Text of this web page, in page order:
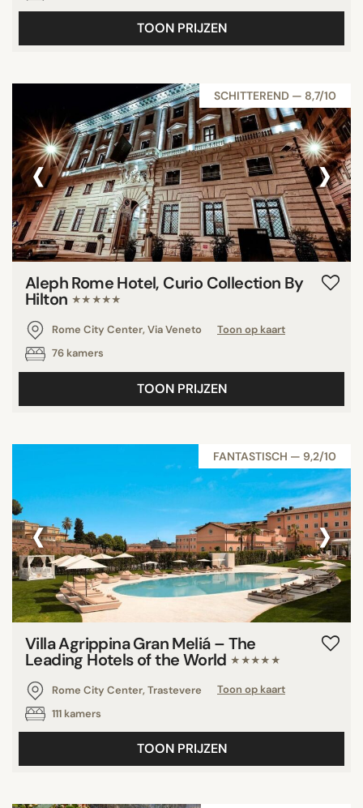
TOON PRIJZEN
SCHITTEREND — 8,7/10
‹ ›
Aleph Rome Hotel, Curio Collection By
Hilton ★★★★★
Rome City Center, Via Veneto
Toon op kaart
76 kamers
TOON PRIJZEN
FANTASTISCH — 9,2/10
‹ ›
Villa Agrippina Gran Meliá – The
Leading Hotels of the World ★★★★★
Rome City Center, Trastevere
Toon op kaart
111 kamers
TOON PRIJZEN